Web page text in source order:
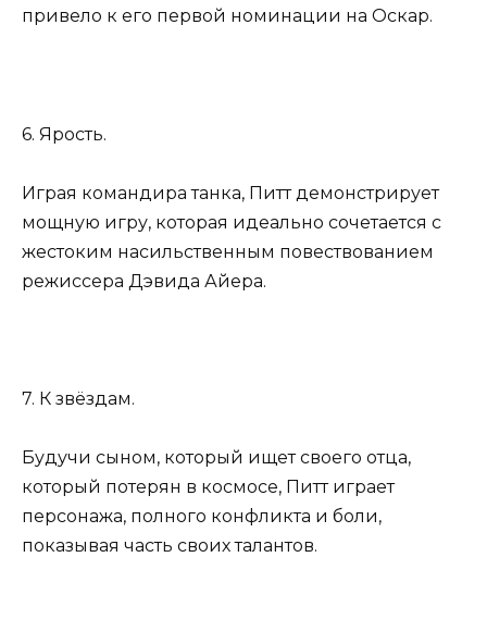
привело к его первой номинации на Оскар.
6. Ярость.
Играя командира танка, Питт демонстрирует
мощную игру, которая идеально сочетается с
жестоким насильственным повествованием
режиссера Дэвида Айера.
7. К звёздам.
Будучи сыном, который ищет своего отца,
который потерян в космосе, Питт играет
персонажа, полного конфликта и боли,
показывая часть своих талантов.